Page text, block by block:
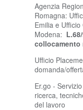
Agenzia
Romagna:
Emilia e
Modena:
Ufficio
domanda/
Er.go -
ricerca,
del lavoro